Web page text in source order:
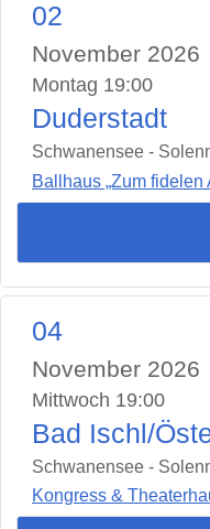
02
November 2026
Montag 19:00
Duderstadt
Schwanensee -
Ballhaus „Zum fidelen
04
November 2026
Mittwoch 19:00
Bad Ischl/
Schwanensee -
Kongress &